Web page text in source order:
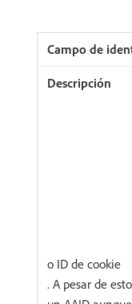
o ID de cookie
. A pesar de